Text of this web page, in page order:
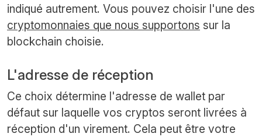
indiqué autrement. Vous pouvez choisir l'une des
cryptomonnaies que nous supportons sur la
blockchain choisie.
L'adresse de réception
Ce choix détermine l'adresse de wallet par
défaut sur laquelle vos cryptos seront livrées à
réception d'un virement. Cela peut être votre